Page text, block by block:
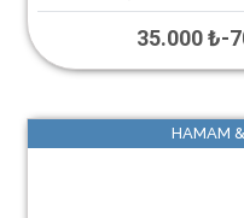
35.000 ₺-
HAMAM